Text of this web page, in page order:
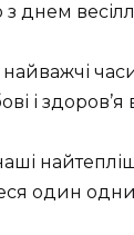
з днем
найважчі
і здоров’я
один